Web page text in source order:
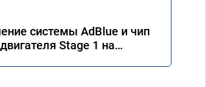
системы AdBlue и чип
Stage 1 на